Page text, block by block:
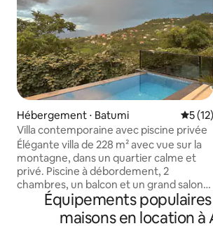
Hébergement ⋅ Batumi
5 (12)
Villa contemporaine avec piscine privée
Élégante villa de 228 m² avec vue sur la
montagne, dans un quartier calme et
privé. Piscine à débordement, 2
chambres, un balcon et un grand salon
avec cuisine et accès direct à la terrasse.
À seulement 3 km de l'une des plus
belles plages de Géorgie. Les 2 derniers
Équipements
maisons en location à